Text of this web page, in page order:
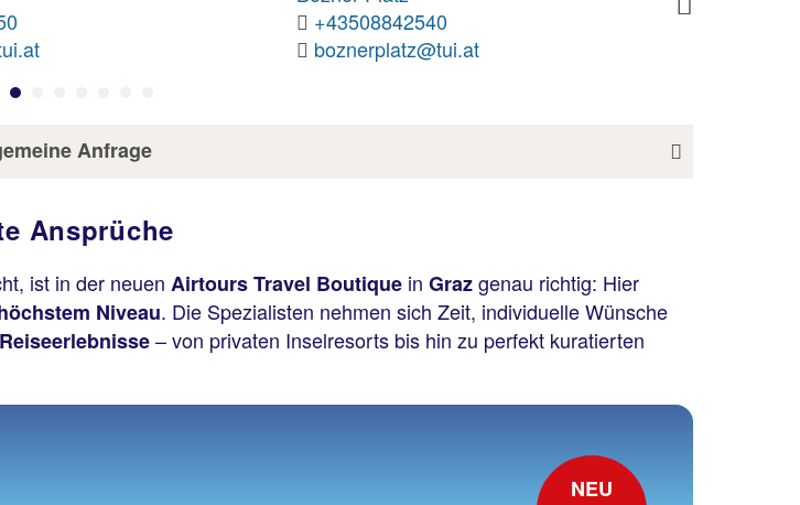
+43508842270
osterwitzgasse@tui.at
Anfrage
Ansprüche
ist in der neuen Airtours Travel Boutique in Grazgenau richtig: Hier
Niveau. Die Spezialisten nehmen sich Zeit, individuelle Wünsche
– von privaten Inselresorts bis hin zu perfekt kuratierten
NEU